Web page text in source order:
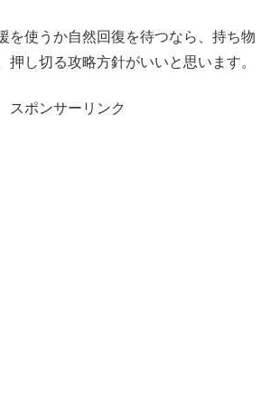
を使うか自然回復を待つなら、持ち物
押し切る攻略方針がいいと思います。
スポンサーリンク